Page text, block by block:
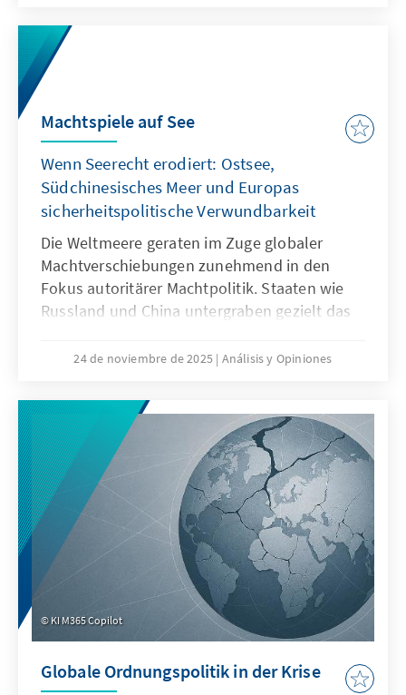
oder die Spezifikation. Für Europa geht es
deshalb nicht darum, ChatGPT mit
Verzögerung nachzubauen. Vielmehr gilt es
außereuropäische so anzupassen, dass sie als
Produkte besser zu den institutionalisierten
Strukturen passen.
Machtspiele auf See
Wenn Seerecht erodiert: Ostsee,
Südchinesisches Meer und Europas
sicherheitspolitische Verwundbarkeit
Die Weltmeere geraten im Zuge globaler
Machtverschiebungen zunehmend in den
Fokus autoritärer Machtpolitik. Staaten wie
Russland und China untergraben gezielt das
formen – eine Praxis, die als „Lawfare“
Sabotageakte Europas Verwundbarkeit, im
Südchinesischen Meer demonstriert China,
wie Recht zur Machtfrage wird. Beide Fälle
verdeutlichen: Wo das Seerecht unterwandert
wird, geraten Europas Sicherheit,
Handlungsfähigkeit und die regelbasierte
Ordnung ins Wanken.
24 de noviembre de 2025 Análisis y Opiniones
KI M365 Copilot
Globale Ordnungspolitik in der Krise